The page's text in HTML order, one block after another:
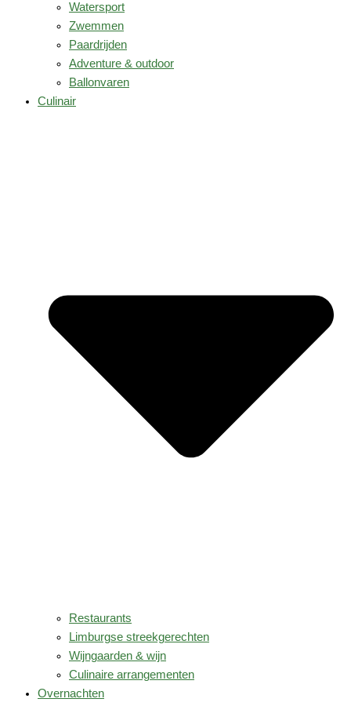
Watersport
Zwemmen
Paardrijden
Adventure & outdoor
Ballonvaren
Culinair
Restaurants
Limburgse streekgerechten
Wijngaarden & wijn
Culinaire arrangementen
Overnachten